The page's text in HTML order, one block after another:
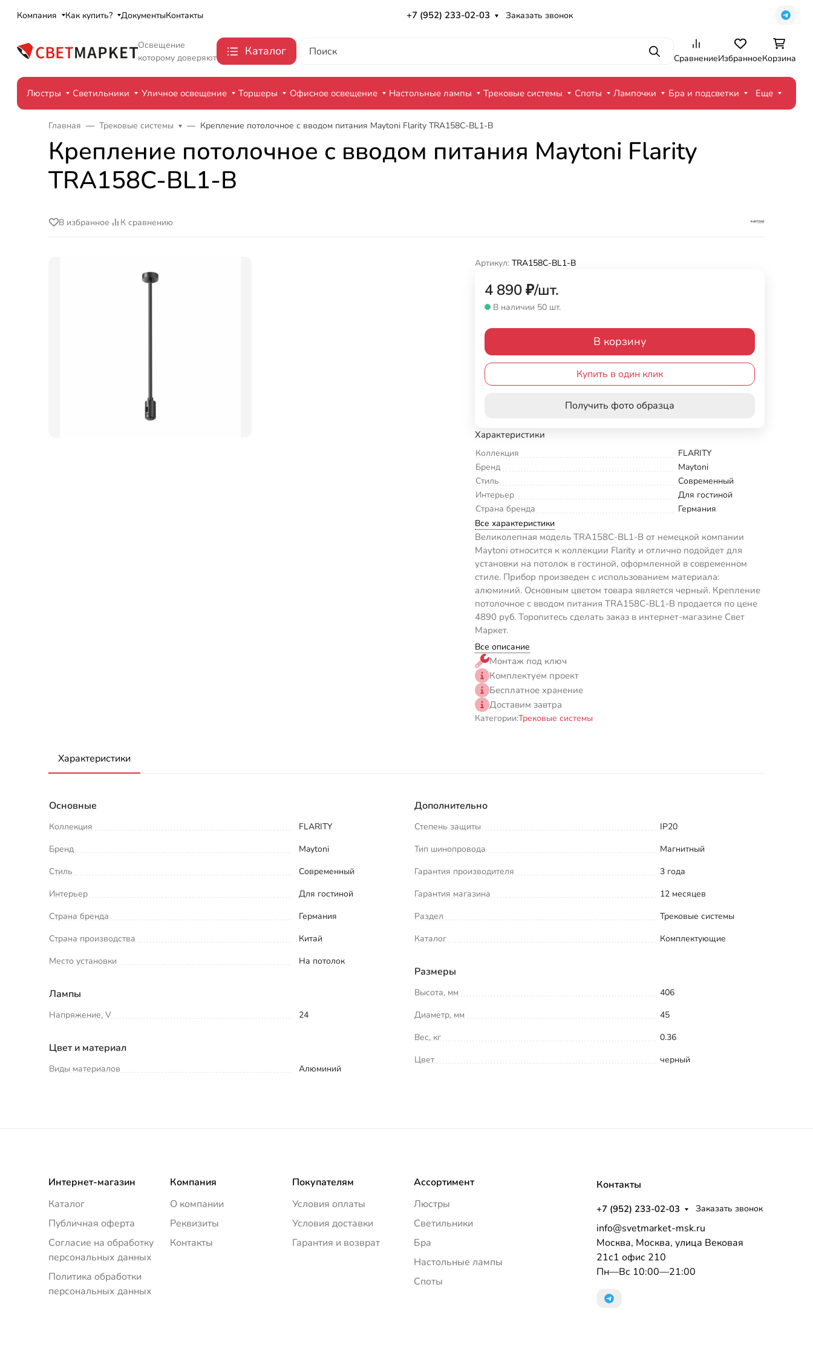
Компания Как купить? ДокументыКонтакты +7 (952) 233-02-03 Заказать звонок
Освещение
которому доверяют
Каталог ПоискСравнениеИзбранноеКорзина
Люстры Светильники Уличное освещение Торшеры Офисное освещение Настольные лампы Трековые системы Споты Лампочки Бра и подсветки Еще
Главная Трековые системы Крепление потолочное с вводом питания Maytoni Flarity TRA158C-BL1-B
Крепление потолочное с вводом питания Maytoni Flarity
TRA158C-BL1-B
В избранное К сравнению
Артикул: TRA158C-BL1-B
4 890₽/шт.
В наличии 50 шт.
В корзину
Купить в один клик
Получить фото образца
Характеристики
Коллекция
FLARITY
Бренд
Maytoni
Стиль
Современный
Интерьер
Для гостиной
Страна бренда
Германия
Все характеристики
Великолепная модель TRA158C-BL1-B от немецкой компании
Maytoni относится к коллекции Flarity и отлично подойдет для
установки на потолок в гостиной, оформленной в современном
стиле. Прибор произведен с использованием материала:
алюминий. Основным цветом товара является черный. Крепление
потолочное с вводом питания TRA158C-BL1-B продается по цене
4890 руб. Торопитесь сделать заказ в интернет-магазине Свет
Маркет.
Все описание
Монтаж под ключ
Комплектуем проект
Бесплатное хранение
Доставим завтра
Категории:Трековые системы
Характеристики
Основные
Коллекция
FLARITY
Бренд
Maytoni
Стиль
Современный
Интерьер
Для гостиной
Страна бренда
Германия
Страна производства
Китай
Место установки
На потолок
Лампы
Напряжение, V 24
Цвет и материал
Виды материалов Алюминий
Дополнительно
Степень защиты
IP20
Тип шинопровода
Магнитный
Гарантия производителя
3 года
Гарантия магазина
12 месяцев
Раздел
Трековые системы
Каталог
Комплектующие
Размеры
Высота, мм
406
Диаметр, мм
45
Вес, кг
0.36
Цвет
черный
Интернет-магазин
Каталог
Публичная оферта
Согласие на обработку
персональных данных
Политика обработки
персональных данных
Компания
О компании
Реквизиты
Контакты
Покупателям
Условия оплаты
Условия доставки
Гарантия и возврат
Ассортимент
Люстры
Светильники
Бра
Настольные лампы
Споты
Контакты
+7 (952) 233-02-03 Заказать звонок
info@svetmarket-msk.ru
Москва, Москва, улица Вековая
21с1 офис 210
Пн—Вс 10:00—21:00